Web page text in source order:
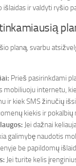
ir valdyti ryšio
planą, svarbu
Prieš pasirinkdami
mobiliuoju internetu,
ir kiek SMS žinučių
kiekis ir pokalbių
Jei dažnai
galimybę naudotis
be papildomų
Jei turite kelis